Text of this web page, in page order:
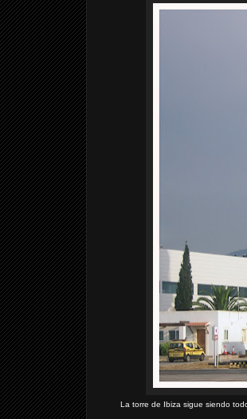
La torre de Ibiza sigue siendo